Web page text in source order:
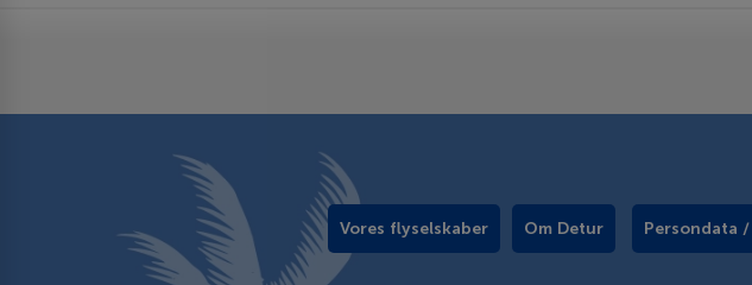
Vores flyselskaber Om Detur Persondata